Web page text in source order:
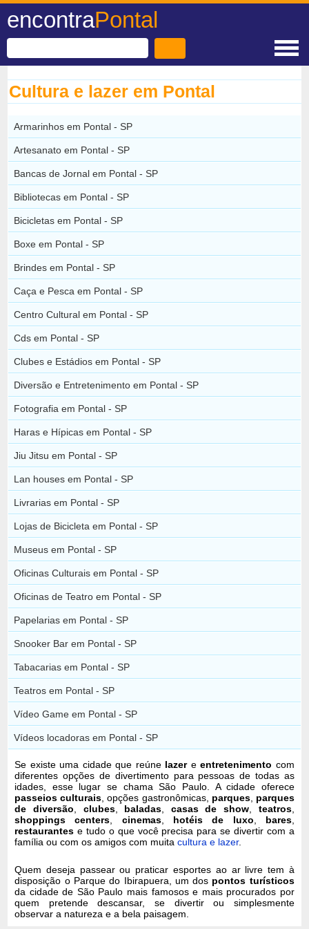
encontraPontal
Cultura e lazer em Pontal
Armarinhos em Pontal - SP
Artesanato em Pontal - SP
Bancas de Jornal em Pontal - SP
Bibliotecas em Pontal - SP
Bicicletas em Pontal - SP
Boxe em Pontal - SP
Brindes em Pontal - SP
Caça e Pesca em Pontal - SP
Centro Cultural em Pontal - SP
Cds em Pontal - SP
Clubes e Estádios em Pontal - SP
Diversão e Entretenimento em Pontal - SP
Fotografia em Pontal - SP
Haras e Hípicas em Pontal - SP
Jiu Jitsu em Pontal - SP
Lan houses em Pontal - SP
Livrarias em Pontal - SP
Lojas de Bicicleta em Pontal - SP
Museus em Pontal - SP
Oficinas Culturais em Pontal - SP
Oficinas de Teatro em Pontal - SP
Papelarias em Pontal - SP
Snooker Bar em Pontal - SP
Tabacarias em Pontal - SP
Teatros em Pontal - SP
Vídeo Game em Pontal - SP
Vídeos locadoras em Pontal - SP
Se existe uma cidade que reúne lazereentretenimento com
diferentes opções de divertimento para pessoas de todas as
idades, esse lugar se chama São Paulo. A cidade oferece
passeios culturais , opções gastronômicas, parques, parques
de diversão
clubes, baladas casas de show teatros,
shoppings centers
cinemas, hotéis de luxo bares,
restaurantes e tudo o que você precisa para se divertir com a
família ou com os amigos com muitacultura e lazer.
Quem deseja passear ou praticar esportes ao ar livre tem à
disposição o Parque do Ibirapuera, um dos pontos turísticos
da cidade de São Paulo mais famosos e mais procurados por
quem pretende descansar, se divertir ou simplesmente
observar a natureza e a bela paisagem.